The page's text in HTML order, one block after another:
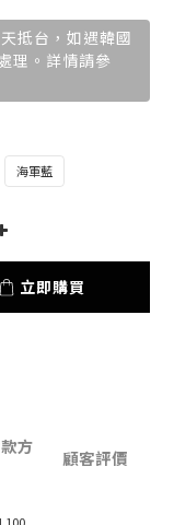
抵台，如遇韓國
理。詳情請參
海軍藍
立即購買
方
顧客評價